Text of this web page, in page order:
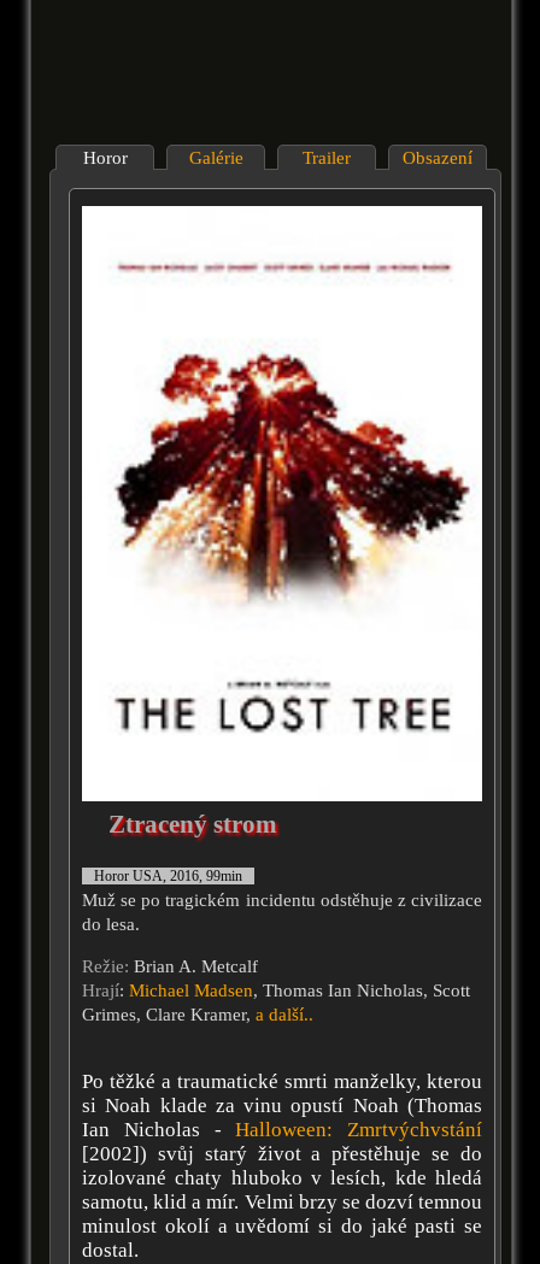
Horor Galérie Trailer Obsazení
Ztracený strom
Horor USA, 2016, 99min
Muž se po tragickém incidentu odstěhuje z civilizace
do lesa.
Režie: Brian A. Metcalf
Hrají: Michael Madsen, Thomas Ian Nicholas, Scott
Grimes, Clare Kramer, a další..
Po těžké a traumatické smrti manželky, kterou
si Noah klade za vinu opustí Noah (Thomas
Ian Nicholas -Halloween: Zmrtvýchvstání
[2002]) svůj starý život a přestěhuje se do
izolované chaty hluboko v lesích, kde hledá
samotu, klid a mír. Velmi brzy se dozví temnou
minulost okolí a uvědomí si do jaké pasti se
dostal.